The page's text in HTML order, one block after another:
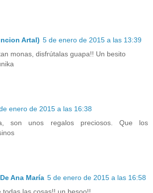
Artal) 5 de enero de 2015 a las 13:39
monas, disfrútalas guapa!! Un besito
enero de 2015 a las 16:38
son unos regalos preciosos. Que los
Ana María 5 de enero de 2015 a las 16:58